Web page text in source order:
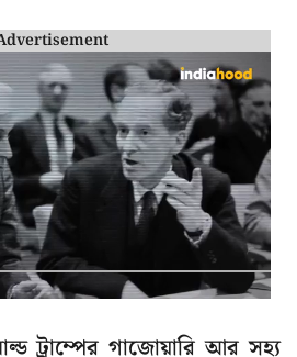
ট্রাম্পের গাজোয়ারি আর সহ্য